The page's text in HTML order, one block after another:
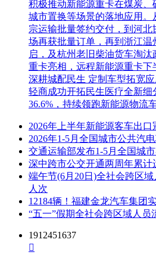
积极推动新能源重卡在煤炭、
城市置换等场景的落地应用
宗运输批量签约交付，到河
场再获批量订单，再到浙江
启，及杭州老旧柴油货车淘
重卡亮相，远程新能源重卡
深耕城配民生 定制车型拓宽
轻商成功开拓民生医疗全新细
36.6%，持续领跑新能源物流
2026年上半年新能源客车出口
2026年1-5月全国城市公共汽
交通运输部发布1-5月全国城
深中跨市公交开通两周年累计
端午节(6月20日)全社会跨区
人次
12184辆！福建金龙汽车集团
“五一”假期全社会跨区域人员
1912451637
